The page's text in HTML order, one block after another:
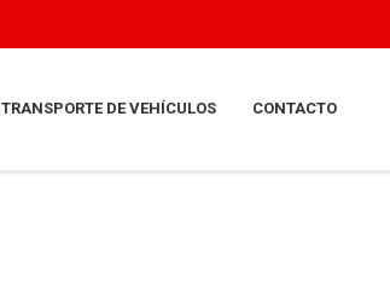
TRANSPORTE DE VEHÍCULOS CONTACTO